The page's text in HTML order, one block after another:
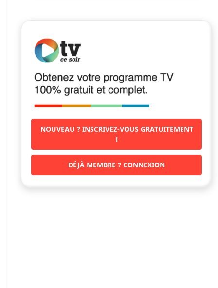
NOUVEAU ? INSCRIVEZ-VOUS GRATUITEMENT
!
DÉJÀ MEMBRE ? CONNEXION